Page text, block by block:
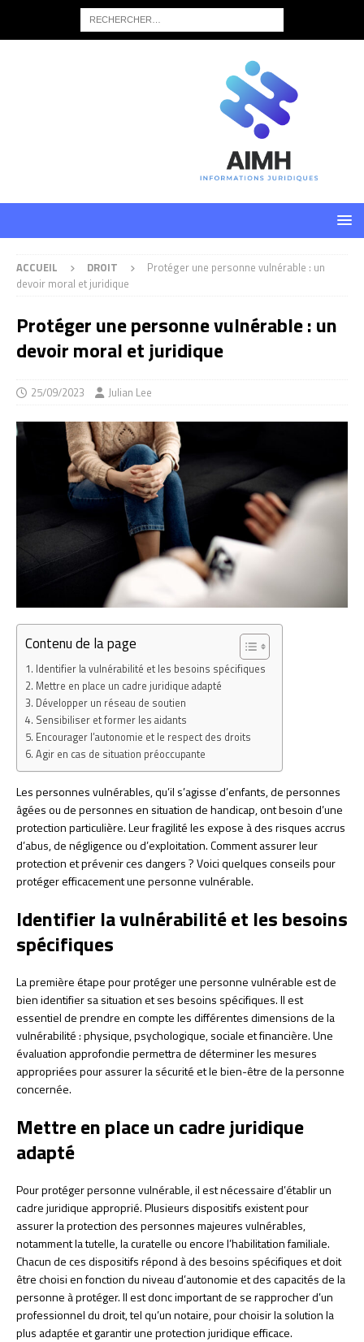
ACCUEIL DROIT
Protéger une personne vulnérable : un
devoir moral et juridique
Protéger une personne vulnérable : un
devoir moral et juridique
25/09/2023 Julian Lee
Contenu de la page
Identifier la vulnérabilité et les besoins spécifiques
Mettre en place un cadre juridique adapté
Développer un réseau de soutien
Sensibiliser et former les aidants
Encourager l’autonomie et le respect des droits
Agir en cas de situation préoccupante
Les personnes vulnérables, qu’il s’agisse d’enfants, de personnes
âgées ou de personnes en situation de handicap, ont besoin d’une
protection particulière. Leur fragilité les expose à des risques accrus
d’abus, de négligence ou d’exploitation. Comment assurer leur
protection et prévenir ces dangers ? Voici quelques conseils pour
protéger efficacement une personne vulnérable.
Identifier la vulnérabilité et les besoins
spécifiques
La première étape pour protéger une personne vulnérable est de
bien identifier sa situation et ses besoins spécifiques. Il est
essentiel de prendre en compte les différentes dimensions de la
vulnérabilité : physique, psychologique, sociale et financière. Une
évaluation approfondie permettra de déterminer les mesures
appropriées pour assurer la sécurité et le bien-être de la personne
concernée.
Mettre en place un cadre juridique
adapté
Pour protéger personne vulnérable, il est nécessaire d’établir un
cadre juridique approprié. Plusieurs dispositifs existent pour
assurer la protection des personnes majeures vulnérables,
notamment la tutelle, la curatelle ou encore l’habilitation familiale.
Chacun de ces dispositifs répond à des besoins spécifiques et doit
être choisi en fonction du niveau d’autonomie et des capacités de la
personne à protéger. Il est donc important de se rapprocher d’un
professionnel du droit, tel qu’un notaire, pour choisir la solution la
plus adaptée et garantir une protection juridique efficace.